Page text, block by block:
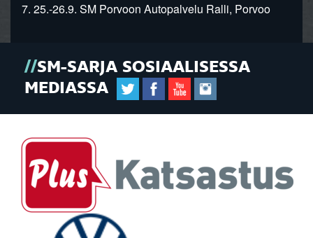
7. 25.-26.9. SM Porvoon Autopalvelu Ralli, Porvoo
SM-SARJA SOSIAALISESSA
MEDIASSA